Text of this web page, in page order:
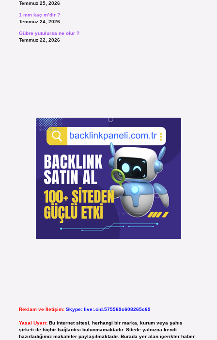
Temmuz 25, 2026
1 mm kaç m’dir ?
Temmuz 24, 2026
Gübre yutulursa ne olur ?
Temmuz 22, 2026
Reklam ve İletişim: Skype: live:.cid.575569c608265c69
Yasal Uyarı: Bu internet sitesi, herhangi bir marka, kurum veya şahıs
şirketi ile hiçbir bağlantısı bulunmamaktadır. Sitede yalnızca kendi
hazırladığımız makaleler paylaşılmaktadır. Burada yer alan içerikler haber